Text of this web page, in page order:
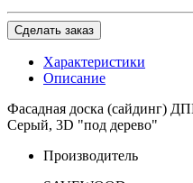
Сделать заказ
Характеристики
Описание
Фасадная доска (сайдинг)
Серый, 3D "под дерево"
Производитель